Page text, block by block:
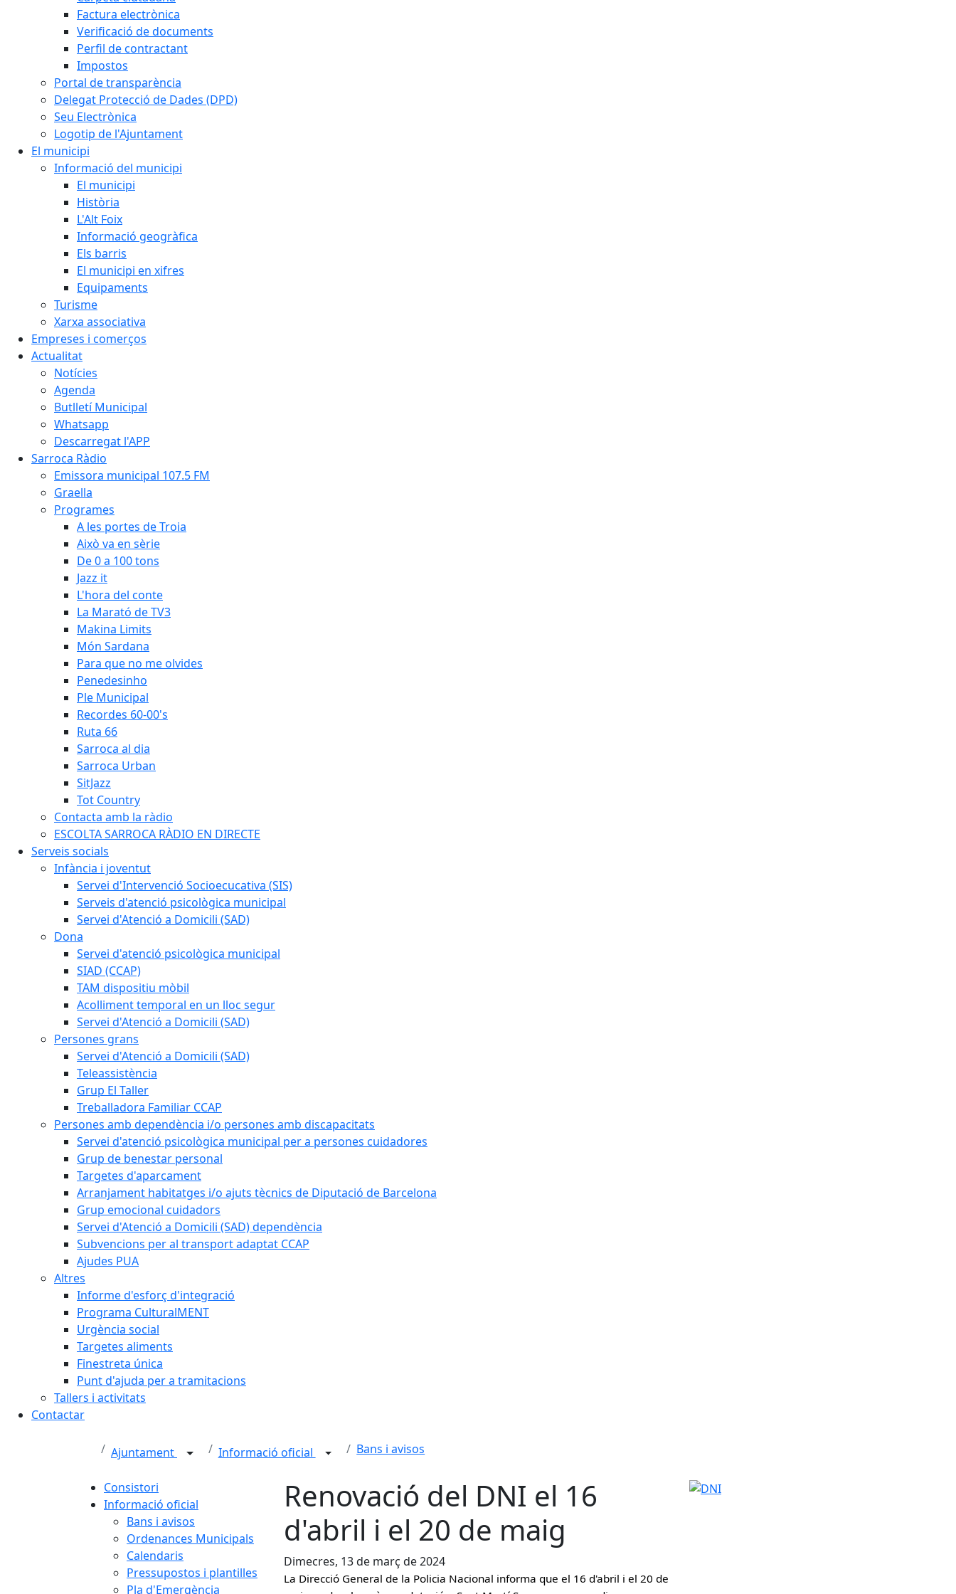
Factura electrònica
Verificació de documents
Perfil de contractant
Impostos
Portal de transparència
Delegat Protecció de Dades (DPD)
Seu Electrònica
Logotip de l'Ajuntament
El municipi
Informació del municipi
El municipi
Història
L'Alt Foix
Informació geogràfica
Els barris
El municipi en xifres
Equipaments
Turisme
Xarxa associativa
Empreses i comerços
Actualitat
Notícies
Agenda
Butlletí Municipal
Whatsapp
Descarregat l'APP
Sarroca Ràdio
Emissora municipal 107.5 FM
Graella
Programes
A les portes de Troia
Això va en sèrie
De 0 a 100 tons
Jazz it
L'hora del conte
La Marató de TV3
Makina Limits
Món Sardana
Para que no me olvides
Penedesinho
Ple Municipal
Recordes 60-00's
Ruta 66
Sarroca al dia
Sarroca Urban
SitJazz
Tot Country
Contacta amb la ràdio
ESCOLTA SARROCA RÀDIO EN DIRECTE
Serveis socials
Infància i joventut
Servei d'Intervenció Socioecucativa (SIS)
Serveis d'atenció psicològica municipal
Servei d'Atenció a Domicili (SAD)
Dona
Servei d'atenció psicològica municipal
SIAD (CCAP)
TAM dispositiu mòbil
Acolliment temporal en un lloc segur
Servei d'Atenció a Domicili (SAD)
Persones grans
Servei d'Atenció a Domicili (SAD)
Teleassistència
Grup El Taller
Treballadora Familiar CCAP
Persones amb dependència i/o persones amb discapacitats
Servei d'atenció psicològica municipal per a persones cuidadores
Grup de benestar personal
Targetes d'aparcament
Arranjament habitatges i/o ajuts tècnics de Diputació de Barcelona
Grup emocional cuidadors
Servei d'Atenció a Domicili (SAD) dependència
Subvencions per al transport adaptat CCAP
Ajudes PUA
Altres
Informe d'esforç d'integració
Programa CulturalMENT
Urgència social
Targetes aliments
Finestreta única
Punt d'ajuda per a tramitacions
Tallers i activitats
Contactar
Ajuntament Informació oficial Bans i avisos
Consistori
Informació oficial
Bans i avisos
Ordenances Municipals
Calendaris
Pressupostos i plantilles
Pla d'Emergència
Renovació del DNI el 16
d'abril i el 20 de maig
Dimecres, 13 de març de 2024
La Direcció General de la Policia Nacional informa que el 16 d'abril i el 20 de
DNI